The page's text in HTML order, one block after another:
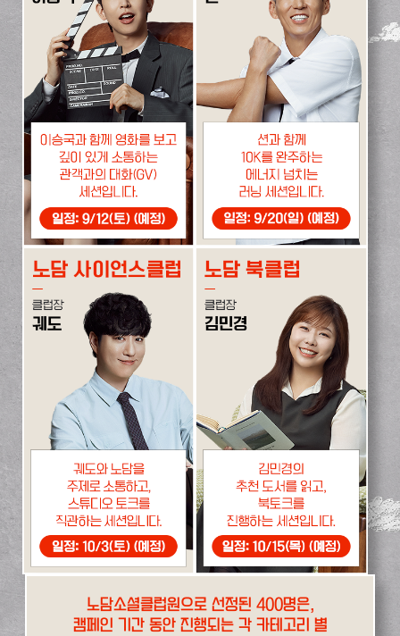
노담소셜클럽원으로 선정된 400명은,
캠페인 기간 동안 진행되는 각 카테고리 별